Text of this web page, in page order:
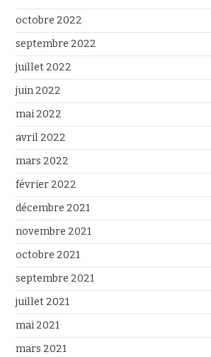
octobre 2022
septembre 2022
juillet 2022
juin 2022
mai 2022
avril 2022
mars 2022
février 2022
décembre 2021
novembre 2021
octobre 2021
septembre 2021
juillet 2021
mai 2021
mars 2021